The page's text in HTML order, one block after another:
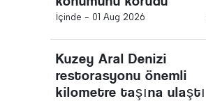
İçinde - 01 Aug 2026
Kuzey Aral Denizi
restorasyonu önemli
kilometre taşına ulaştı